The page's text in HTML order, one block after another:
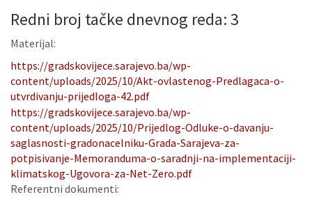
Redni broj tačke dnevnog reda: 3
Materijal:
https://gradskovijece.sarajevo.ba/wp-
content/uploads/2025/10/Akt-ovlastenog-Predlagaca-o-
utvrdivanju-prijedloga-42.pdf
https://gradskovijece.sarajevo.ba/wp-
content/uploads/2025/10/Prijedlog-Odluke-o-davanju-
saglasnosti-gradonacelniku-Grada-Sarajeva-za-
potpisivanje-Memoranduma-o-saradnji-na-implementaciji-
klimatskog-Ugovora-za-Net-Zero.pdf
Referentni dokumenti: